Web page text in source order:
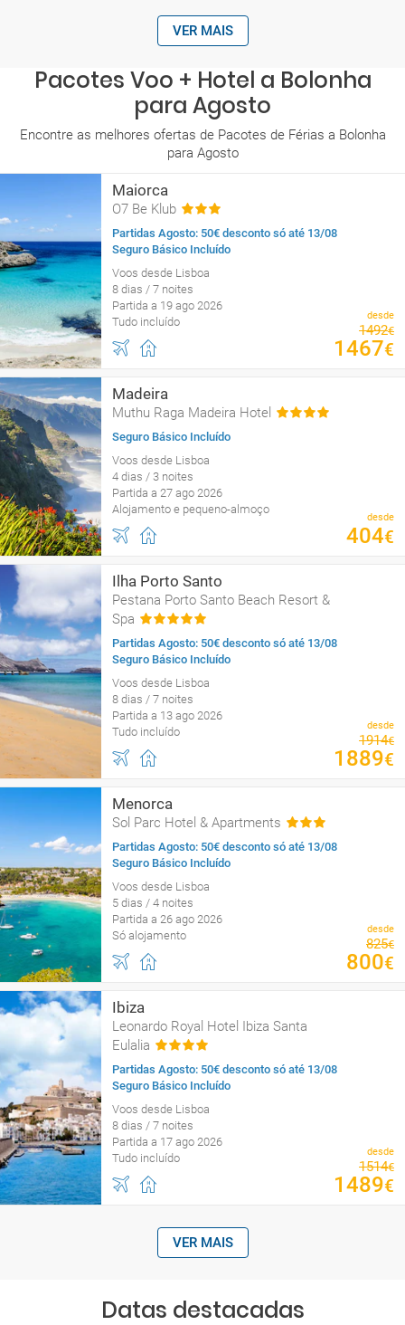
VER MAIS
Pacotes Voo + Hotel a Bolonha
para Agosto
Encontre as melhores ofertas de Pacotes de Férias a Bolonha
para Agosto
Maiorca
O7 Be Klub
Partidas Agosto: 50€ desconto só até 13/08
Seguro Básico Incluído
Voos desde Lisboa
8 dias / 7 noites
Partida a 19 ago 2026
Tudo incluído
desde
1492€
1467€
Madeira
Muthu Raga Madeira Hotel
Seguro Básico Incluído
Voos desde Lisboa
4 dias / 3 noites
Partida a 27 ago 2026
Alojamento e pequeno-almoço
desde
404€
Ilha Porto Santo
Pestana Porto Santo Beach Resort &
Spa
Partidas Agosto: 50€ desconto só até 13/08
Seguro Básico Incluído
Voos desde Lisboa
8 dias / 7 noites
Partida a 13 ago 2026
Tudo incluído
desde
1914€
1889€
Menorca
Sol Parc Hotel & Apartments
Partidas Agosto: 50€ desconto só até 13/08
Seguro Básico Incluído
Voos desde Lisboa
5 dias / 4 noites
Partida a 26 ago 2026
Só alojamento
desde
825€
800€
Ibiza
Leonardo Royal Hotel Ibiza Santa
Eulalia
Partidas Agosto: 50€ desconto só até 13/08
Seguro Básico Incluído
Voos desde Lisboa
8 dias / 7 noites
Partida a 17 ago 2026
Tudo incluído
desde
1514€
1489€
VER MAIS
Datas destacadas